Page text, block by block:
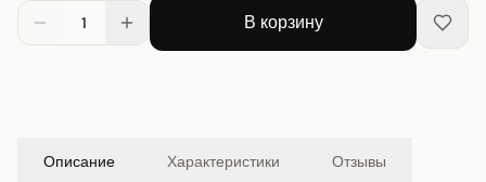
1 В корзину
Описание Характеристики Отзывы